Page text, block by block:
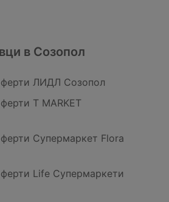
в Созопол
ЛИДЛ Созопол
T MARKET
Супермаркет Flora
Life Супермаркети